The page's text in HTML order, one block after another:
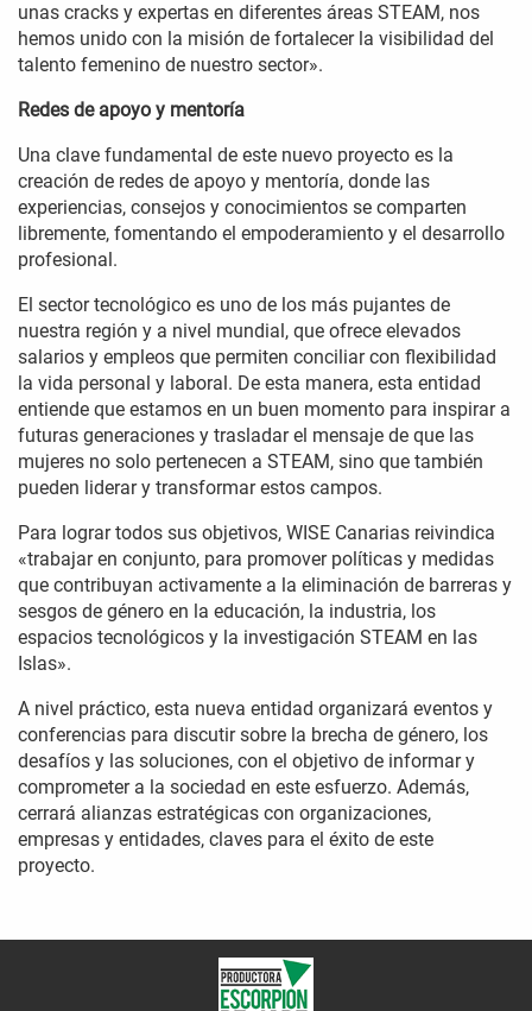
unas cracks y expertas en diferentes áreas STEAM, nos
hemos unido con la misión de fortalecer la visibilidad del
talento femenino de nuestro sector».
Redes de apoyo y mentoría
Una clave fundamental de este nuevo proyecto es la
creación de redes de apoyo y mentoría, donde las
experiencias, consejos y conocimientos se comparten
libremente, fomentando el empoderamiento y el desarrollo
profesional.
El sector tecnológico es uno de los más pujantes de
nuestra región y a nivel mundial, que ofrece elevados
salarios y empleos que permiten conciliar con flexibilidad
la vida personal y laboral. De esta manera, esta entidad
entiende que estamos en un buen momento para inspirar a
futuras generaciones y trasladar el mensaje de que las
mujeres no solo pertenecen a STEAM, sino que también
pueden liderar y transformar estos campos.
Para lograr todos sus objetivos, WISE Canarias reivindica
«trabajar en conjunto, para promover políticas y medidas
que contribuyan activamente a la eliminación de barreras y
sesgos de género en la educación, la industria, los
espacios tecnológicos y la investigación STEAM en las
Islas».
A nivel práctico, esta nueva entidad organizará eventos y
conferencias para discutir sobre la brecha de género, los
desafíos y las soluciones, con el objetivo de informar y
comprometer a la sociedad en este esfuerzo. Además,
cerrará alianzas estratégicas con organizaciones,
empresas y entidades, claves para el éxito de este
proyecto.